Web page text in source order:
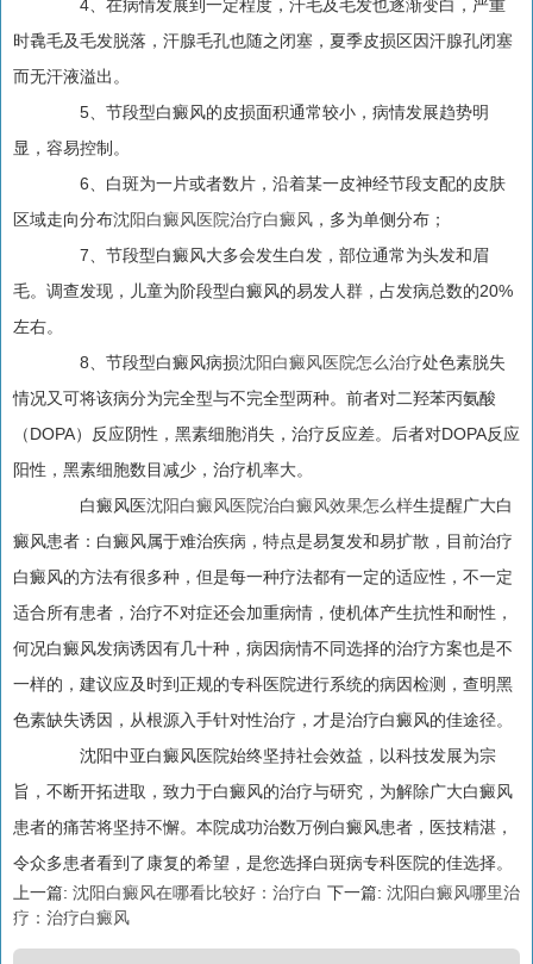
4、在病情发展到一定程度，汗毛及毛发也逐渐变白，严重
时毳毛及毛发脱落，汗腺毛孔也随之闭塞，夏季皮损区因汗腺孔闭塞
而无汗液溢出。
5、节段型白癜风的皮损面积通常较小，病情发展趋势明
显，容易控制。
6、白斑为一片或者数片，沿着某一皮神经节段支配的皮肤
区域走向分布沈阳白癜风医院治疗白癜风 ，多为单侧分布；
7、节段型白癜风大多会发生白发，部位通常为头发和眉
毛。调查发现，儿童为阶段型白癜风的易发人群，占发病总数的20%
左右。
8、节段型白癜风病损沈阳白癜风医院怎么治疗处色素脱失
情况又可将该病分为完全型与不完全型两种。前者对二羟苯丙氨酸
（DOPA）反应阴性，黑素细胞消失，治疗反应差。后者对DOPA反应
阳性，黑素细胞数目减少，治疗机率大。
白癜风医沈阳白癜风医院治白癜风效果怎么样生提醒广大白
癜风患者：白癜风属于难治疾病，特点是易复发和易扩散，目前治疗
白癜风的方法有很多种，但是每一种疗法都有一定的适应性，不一定
适合所有患者，治疗不对症还会加重病情，使机体产生抗性和耐性，
何况白癜风发病诱因有几十种，病因病情不同选择的治疗方案也是不
一样的，建议应及时到正规的专科医院进行系统的病因检测，查明黑
色素缺失诱因，从根源入手针对性治疗，才是治疗白癜风的佳途径。
沈阳中亚白癜风医院始终坚持社会效益，以科技发展为宗
旨，不断开拓进取，致力于白癜风的治疗与研究，为解除广大白癜风
患者的痛苦将坚持不懈。本院成功治数万例白癜风患者，医技精湛，
令众多患者看到了康复的希望，是您选择白斑病专科医院的佳选择。
上一篇: 沈阳白癜风在哪看比较好：治疗白 下一篇: 沈阳白癜风哪里治
疗：治疗白癜风